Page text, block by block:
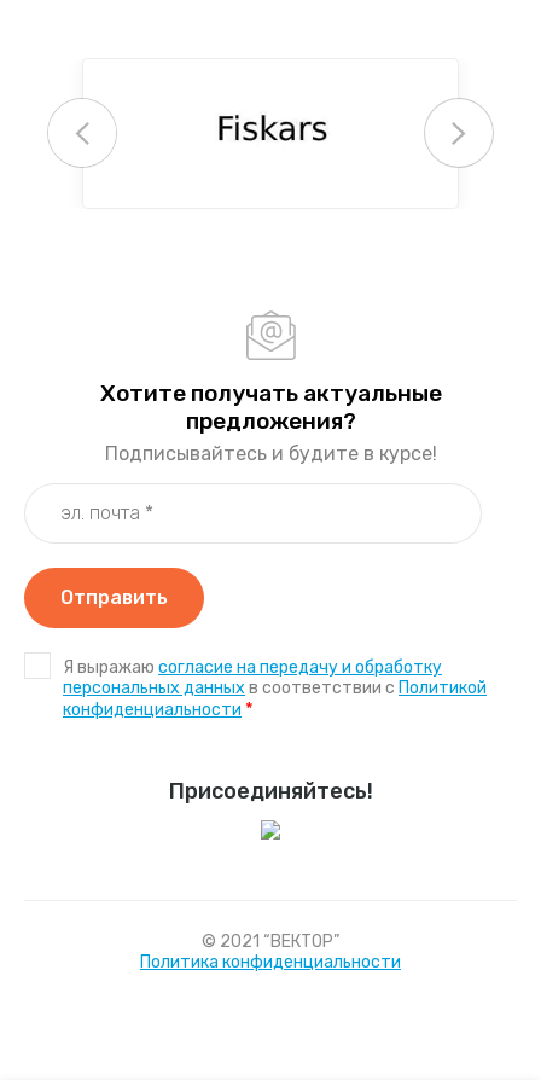
Присоединяйтесь!
Хотите получать актуальные
предложения?
Подписывайтесь и будите в курсе!
Я выражаю согласие на передачу и обработку
персональных данных в соответствии с Политикой
конфиденциальности *
Отправить
© 2021 “ВЕКТОР”
Политика конфиденциальности